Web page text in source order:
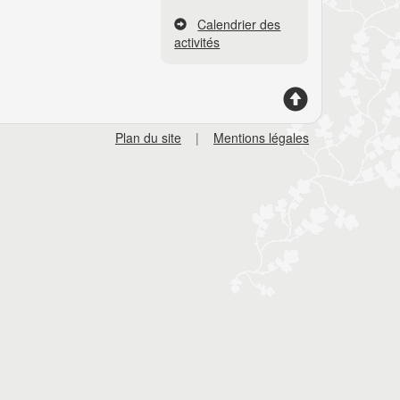
Calendrier des
activités
Plan du site | Mentions légales